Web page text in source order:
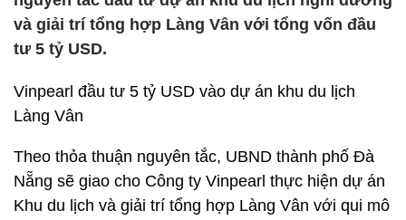
và giải trí tổng hợp Làng Vân với tổng vốn đầu
tư 5 tỷ USD.
Vinpearl đầu tư 5 tỷ USD vào dự án khu du lịch
Làng Vân
Theo thỏa thuận nguyên tắc, UBND thành phố Đà
Nẵng sẽ giao cho Công ty Vinpearl thực hiện dự án
Khu du lịch và giải trí tổng hợp Làng Vân với qui mô